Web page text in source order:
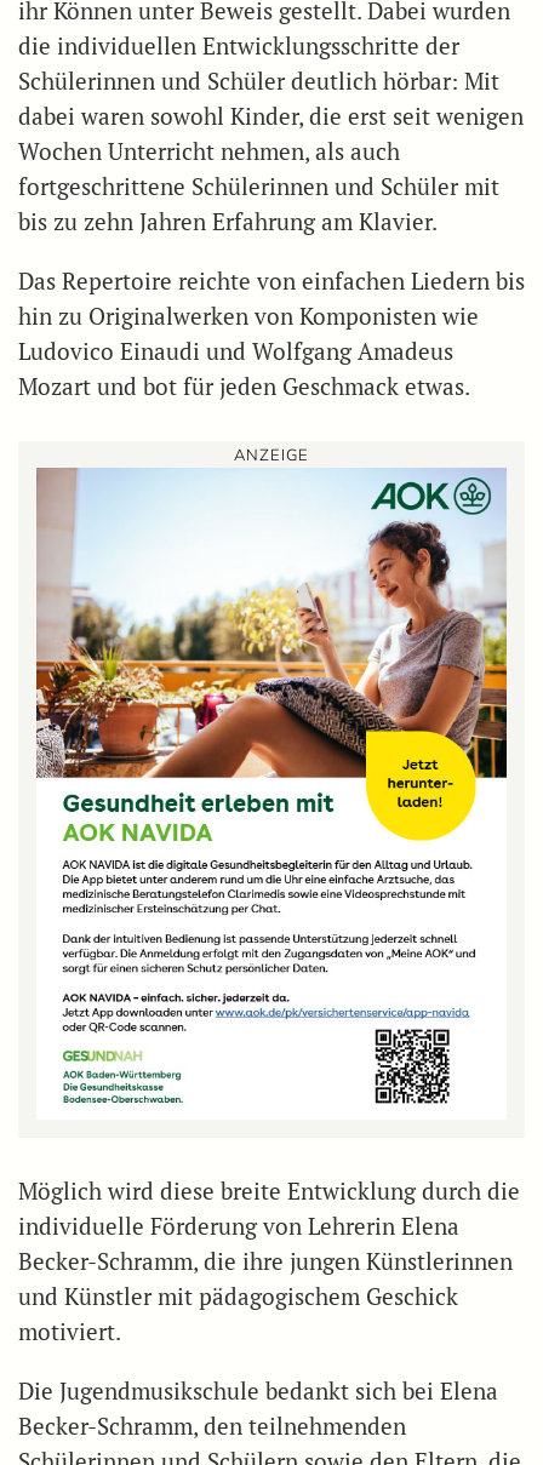
ihr Können unter Beweis gestellt. Dabei wurden
die individuellen Entwicklungsschritte der
Schülerinnen und Schüler deutlich hörbar: Mit
dabei waren sowohl Kinder, die erst seit wenigen
Wochen Unterricht nehmen, als auch
fortgeschrittene Schülerinnen und Schüler mit
bis zu zehn Jahren Erfahrung am Klavier.
Das Repertoire reichte von einfachen Liedern bis
hin zu Originalwerken von Komponisten wie
Ludovico Einaudi und Wolfgang Amadeus
Mozart und bot für jeden Geschmack etwas.
ANZEIGE
Möglich wird diese breite Entwicklung durch die
individuelle Förderung von Lehrerin Elena
Becker-Schramm, die ihre jungen Künstlerinnen
und Künstler mit pädagogischem Geschick
motiviert.
Die Jugendmusikschule bedankt sich bei Elena
Becker-Schramm, den teilnehmenden